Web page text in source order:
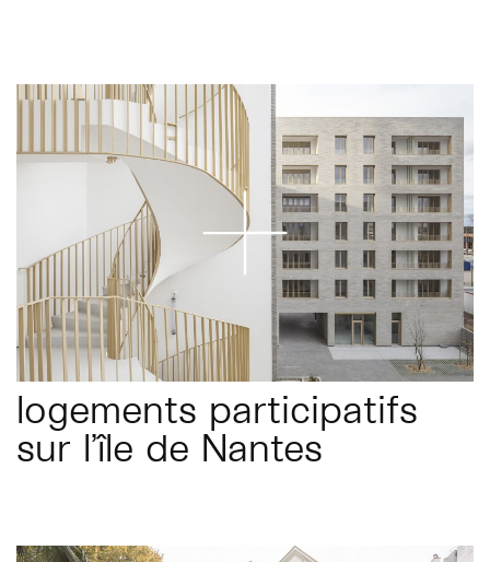
logements participatifs
sur l’île de Nantes